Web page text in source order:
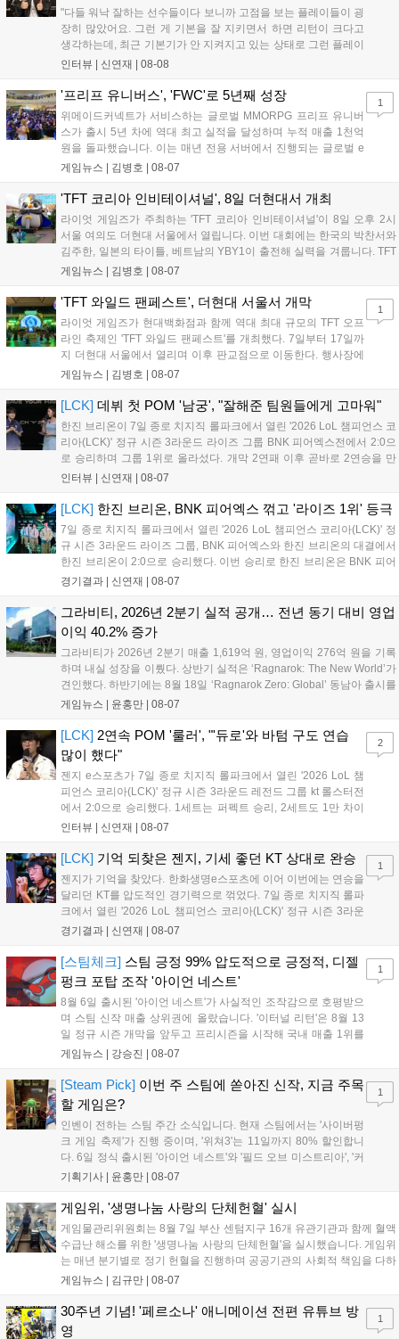
"다들 워낙 잘하는 선수들이다 보니까 고점을 보는 플레이들이 굉
장히 많았어요. 그런 게 기본을 잘 지키면서 하면 리턴이 크다고
생각하는데, 최근 기본기가 안 지켜지고 있는 상태로 그런 플레이
를 추구하다 보니까 팀적으로 안 좋은 사고가 계속 많이 났던 것
LoL 챔피언스 코리아(LCK)'...
인터뷰 | 신연재 | 08-08
'프리프 유니버스', 'FWC'로 5년째 성장
위메이드커넥트가 서비스하는 글로벌 MMORPG 프리프 유니버
스가 출시 5년 차에 역대 최고 실적을 달성하며 누적 매출 1천억
원을 돌파했습니다. 이는 매년 전용 서버에서 진행되는 글로벌 e
스포츠 대회 FWC의 영향이 큽니다. FWC는 이용자가 동일한 조
은 전년 대비 매출과 이용자 지표가 대폭 상승하는 성과를 냈습니
다. 오는 10월 필리핀 마닐라에서 총상금 11만 달러 규모의 제4회
FWC 그랜드 파이널이 개최될 예정이며, 위메이드커넥트는 이를
통해 커뮤니티 중심의 장기 성장 모델을 지속할 방침입니다....
게임뉴스 | 김병호 | 08-07
1
'TFT 코리아 인비테이셔널', 8일 더현대서 개최
라이엇 게임즈가 주최하는 'TFT 코리아 인비테이셔널'이 8일 오후 2시
서울 여의도 더현대 서울에서 열립니다. 이번 대회에는 한국의 박찬서와
김주한, 일본의 타이틀, 베트남의 YBY1이 출전해 실력을 겨룹니다. TFT
는 소속팀 없이 개인 자격으로 참가하는 독특한 대회 구조를 가지며, 누
17일까지 이어지는 이번 행사는 신규 세트 체험과 공연 등 다양한 즐길
거리를 제공하며, 이후 현대백화점 판교점에서도 행사가 이어질 예정입
니다. 연말에는 라스베이거스 오픈이 개최됩니다....
게임뉴스 | 김병호 | 08-07
'TFT 와일드 팬페스트', 더현대 서울서 개막
라이엇 게임즈가 현대백화점과 함께 역대 최대 규모의 TFT 오프
라인 축제인 'TFT 와일드 팬페스트'를 개최했다. 7일부터 17일까
지 더현대 서울에서 열리며 이후 판교점으로 이동한다. 행사장에
는 체험, 스페셜, 무대 존이 마련됐으며 8일 오후 2시 인비테이셔
연 등 다채로운 일정이 준비되어 있다. 사전 예약은 조기 마감될
만큼 큰 인기를 끌고 있다....
게임뉴스 | 김병호 | 08-07
1
[LCK] 데뷔 첫 POM '남궁', "잘해준 팀원들에게 고마워"
한진 브리온이 7일 종로 치지직 롤파크에서 열린 '2026 LoL 챔피언스 코
리아(LCK)' 정규 시즌 3라운드 라이즈 그룹 BNK 피어엑스전에서 2:0으
로 승리하며 그룹 1위로 올라섰다. 개막 2연패 이후 곧바로 2연승을 만
들어내면서 이어질 4라운드에 대한 기대감을 올렸다. 다음은 이날 데뷔
인터뷰 | 신연재 | 08-07
[LCK] 한진 브리온, BNK 피어엑스 꺾고 '라이즈 1위' 등극
7일 종로 치지직 롤파크에서 열린 '2026 LoL 챔피언스 코리아(LCK)' 정
규 시즌 3라운드 라이즈 그룹, BNK 피어엑스와 한진 브리온의 대결에서
한진 브리온이 2:0으로 승리했다. 이번 승리로 한진 브리온은 BNK 피어
엑스를 제치고 라이즈 그룹 1위로 올라섰다. 1세트, 한진 브리온이 '로머'
경기결과 | 신연재 | 08-07
그라비티, 2026년 2분기 실적 공개… 전년 동기 대비 영업
이익 40.2% 증가
그라비티가 2026년 2분기 매출 1,619억 원, 영업이익 276억 원을 기록
하며 내실 성장을 이뤘다. 상반기 실적은 ‘Ragnarok: The New World’가
견인했다. 하반기에는 8월 18일 ‘Ragnarok Zero: Global’ 동남아 출시를
시작으로 9월 3일 ‘달려라 헤베레케 EX’, 9월 22일 ‘갈바테인’ 등 다양한
이’ 출시가 예정돼 있으며, 2027년에는 ‘Ragnarok 3’ 등 대작을 글로벌
출시할 계획이다. 그라비티는 조인트벤처 설립과 라그나로크 에코 시스
템 구축을 통해 신성장 동력을 확보할 방침이다....
게임뉴스 | 윤홍만 | 08-07
[LCK] 2연속 POM '룰러', "'듀로'와 바텀 구도 연습
많이 했다"
젠지 e스포츠가 7일 종로 치지직 롤파크에서 열린 '2026 LoL 챔
피언스 코리아(LCK)' 정규 시즌 3라운드 레전드 그룹 kt 롤스터전
에서 2:0으로 승리했다. 1세트는 퍼펙트 승리, 2세트도 1만 차이
를 벌리며 25분 만에 승리하면서 말 그대로 압도적인 경기력을 선
하며 POM에 선정됐...
인터뷰 | 신연재 | 08-07
2
[LCK] 기억 되찾은 젠지, 기세 좋던 KT 상대로 완승
젠지가 기억을 찾았다. 한화생명e스포츠에 이어 이번에는 연승을
달리던 KT를 압도적인 경기력으로 꺾었다. 7일 종로 치지직 롤파
크에서 열린 '2026 LoL 챔피언스 코리아(LCK)' 정규 시즌 3라운
드 레전드 그룹, kt 롤스터와 젠지 e스포츠의 대결에서 젠지가 압
기억을 되찾기라도 한 듯 1,...
경기결과 | 신연재 | 08-07
1
[스팀체크] 스팀 긍정 99% 압도적으로 긍정적, 디젤
펑크 포탑 조작 '아이언 네스트'
8월 6일 출시된 '아이언 네스트'가 사실적인 조작감으로 호평받으
며 스팀 신작 매출 상위권에 올랐습니다. '이터널 리턴'은 8월 13
일 정규 시즌 개막을 앞두고 프리시즌을 시작해 국내 매출 1위를
기록했습니다. 25주년을 맞은 '고스트 리콘' 시리즈는 8월 6일 쇼
'마블 투혼: 파이팅 소울즈'와 레트로 수리 시뮬레이션 '리스토
리'도 스팀에 정식 출시되었습니다....
게임뉴스 | 강승진 | 08-07
1
[Steam Pick] 이번 주 스팀에 쏟아진 신작, 지금 주목
할 게임은?
인벤이 전하는 스팀 주간 소식입니다. 현재 스팀에서는 '사이버펑
크 게임 축제'가 진행 중이며, '위쳐3'는 11일까지 80% 할인합니
다. 6일 정식 출시된 '아이언 네스트'와 '필드 오브 미스트리아', '커
세어 코브'가 호평받고 있습니다. 한편, 7일 출시된 '마블 투혼'은
다. 유비소프트의 '고스트리콘: 와일드랜드'는 7년 만의 대규모 업
데이트 '라스트 라이츠'와 함께 95% 할인 중입니다....
기획기사 | 윤홍만 | 08-07
1
게임위, '생명나눔 사랑의 단체헌혈' 실시
게임물관리위원회는 8월 7일 부산 센텀지구 16개 유관기관과 함께 혈액
수급난 해소를 위한 '생명나눔 사랑의 단체헌혈'을 실시했습니다. 게임위
는 매년 분기별로 정기 헌혈을 진행하며 공공기관의 사회적 책임을 다하
고 있으며, 이번 행사에는 영화진흥위원회 등 14개 기관 임직원이 동참
따뜻한 실천에 참여한 모든 임직원에게 감사의 뜻을 전하며 헌혈 문화
확산에 앞장섰습니다....
게임뉴스 | 김규만 | 08-07
30주년 기념! '페르소나' 애니메이션 전편 유튜브 방
영
1